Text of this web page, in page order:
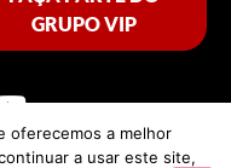
GRUPO VIP
oferecemos a melhor
a usar este site,